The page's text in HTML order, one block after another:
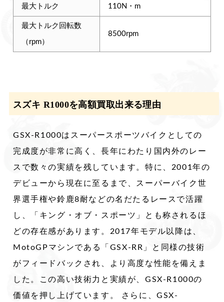
最大トルク 110N・m
最大トルク回転数
（rpm）
8500rpm
スズキ R1000を高額買取出来る理由
GSX-R1000はスーパースポーツバイクとしての
完成度が非常に高く、長年にわたり国内外のレー
スで数々の実績を残しています。特に、2001年の
デビューから現在に至るまで、スーパーバイク世
界選手権や鈴鹿8耐などの名だたるレースで活躍
し、「キング・オブ・スポーツ」とも称されるほ
どの存在感があります。2017年モデル以降は、
MotoGPマシンである「GSX-RR」と同様の技術
がフィードバックされ、より高度な性能を備えま
した。この高い技術力と実績が、GSX-R1000の
価値を押し上げています。 さらに、GSX-